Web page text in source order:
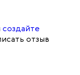
создайте
отзыв